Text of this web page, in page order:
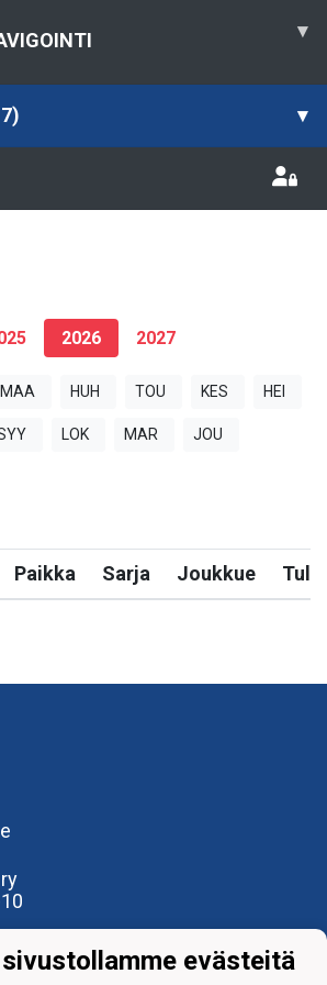
▾
▾
2026 2027
MAA HUH TOU KES HEI
LOK MAR JOU
Paikka Sarja Joukkue
evästeitä